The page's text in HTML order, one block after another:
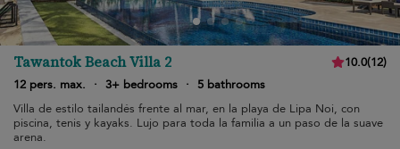
Tawantok Beach Villa 2 10.0(12)
12 pers. max.
· 3+ bedrooms ·
5 bathrooms
Villa de estilo tailandés frente al mar, en la playa de Lipa Noi, con
piscina, tenis y kayaks. Lujo para toda la familia a un paso de la suave
arena.